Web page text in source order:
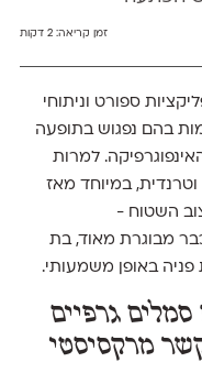
זמן קריאה:2 דקות
ספורט וניתוחי
בהם נפגוש בתופעה
למרות
במיוחד מאז
השטוח -
מבוגרת מאוד, בת
באופן משמעותי.
גרפיים
מרקסיסטי